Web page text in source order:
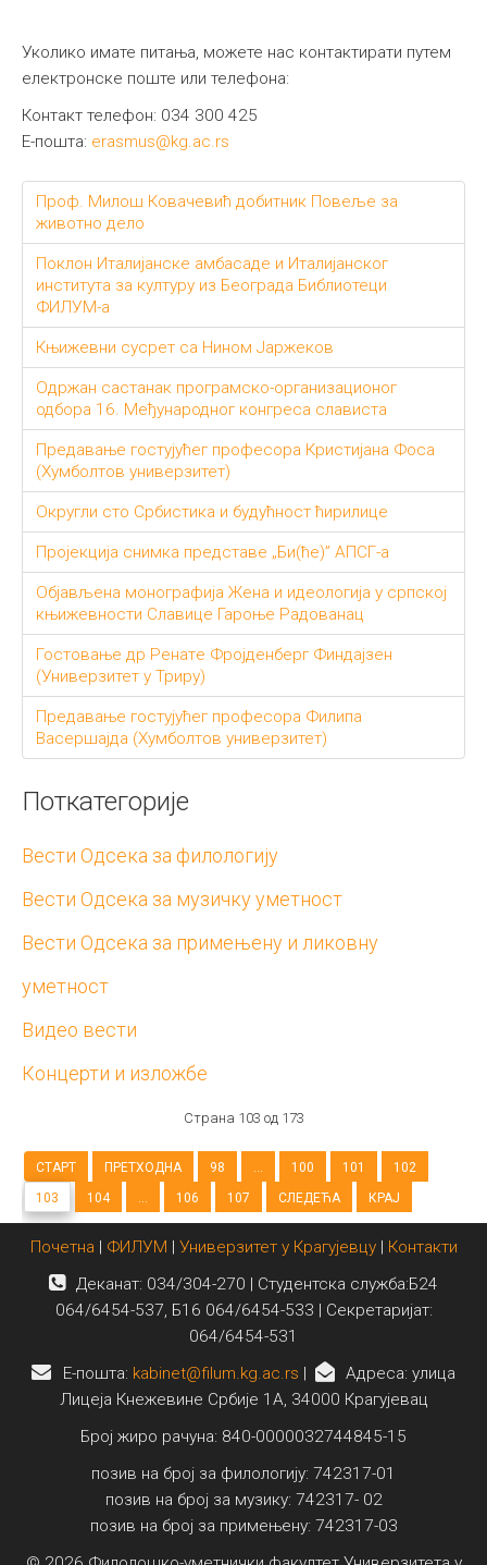
Уколико имате питања, можете нас контактирати путем
електронске поште или телефона:
Контакт телефон: 034 300 425
Е-пошта: erasmus@kg.ac.rs
Проф. Милош Ковачевић добитник Повеље за
животно дело
Поклон Италијанске амбасаде и Италијанског
института за културу из Београда Библиотеци
ФИЛУМ-а
Књижевни сусрет са Нином Јаржеков
Одржан састанак програмско-организационог
одбора 16. Међународног конгреса слависта
Предавање гостујућег професора Кристијана Фоса
(Хумболтов универзитет)
Округли сто Србистика и будућност ћирилице
Пројекција снимка представе „Би(ће)” АПСГ-а
Објављена монографија Жена и идеологија у српској
књижевности Славице Гароње Радованац
Гостовање др Ренатe Фројденберг Финдајзен
(Универзитет у Триру)
Предавање гостујућег професора Филипа
Васершајда (Хумболтов универзитет)
Поткатегорије
Вести Одсека за филологију
Вести Одсека за музичку уметност
Вести Одсека за примењену и ликовну
уметност
Видео вести
Концерти и изложбе
Страна 103 од 173
СТАРТ ПРЕТХОДНА 98 100 101
102
103
104 106 107 СЛЕДЕЋА КРАЈ
Почетна | ФИЛУМ | Универзитет у Крагујевцу| Контакти
Деканат: 034/304-270 | Студентска служба:Б24
064/6454-537, Б16 064/6454-533 | Секретаријат:
064/6454-531
E-пошта: kabinet@filum.kg.ac.rs |
Адреса: улица
Лицеја Кнежевине Србије 1А, 34000 Крагујевац
Број жиро рачуна: 840-0000032744845-15
позив на број за филологију: 742317-01
позив на број за музику: 742317- 02
позив на број за примењену: 742317-03